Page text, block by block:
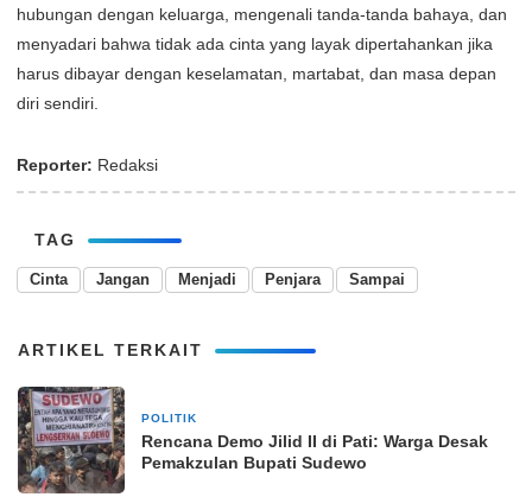
hubungan dengan keluarga, mengenali tanda-tanda bahaya, dan
menyadari bahwa tidak ada cinta yang layak dipertahankan jika
harus dibayar dengan keselamatan, martabat, dan masa depan
diri sendiri.
Reporter: Redaksi
TAG
Cinta Jangan Menjadi Penjara Sampai
ARTIKEL TERKAIT
POLITIK
Rencana Demo Jilid II di Pati: Warga Desak
Pemakzulan Bupati Sudewo